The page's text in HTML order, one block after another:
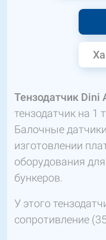
Тензодатчик Dini
тензодатчик на 1
Балочные
изготовлении
оборудования
бункеров.
У этого
сопротивление